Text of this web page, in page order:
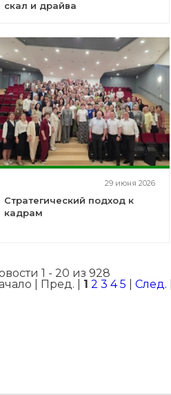
скал и драйва
29 июня 2026
Стратегический подход к
кадрам
1 - 20 из 928
| Пред. | 1 2 3 4 5 След.